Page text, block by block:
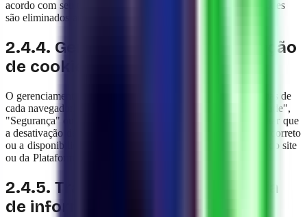
acordo com seu tipo e finalidade. Ao expirar o prazo, os cookies
são eliminados automaticamente do sistema.
2.4.4. Gerenciamento e desativação
de cookies
O gerenciamento de cookies é feito nas opções ou preferências de
cada navegador, geralmente localizadas nas seções "Privacidade",
"Segurança" ou "Configuração de sites". É importante ressaltar que
a desativação de certos cookies pode afetar o funcionamento correto
ou a disponibilidade de determinados conteúdos ou serviços do site
ou da Plataforma.
2.4.5. Tratamento e transferência
de informações